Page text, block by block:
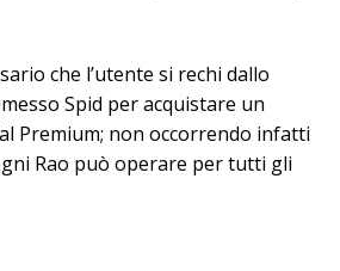
che l’utente si rechi dallo
Spid per acquistare un
Premium; non occorrendo infatti
Rao può operare per tutti gli